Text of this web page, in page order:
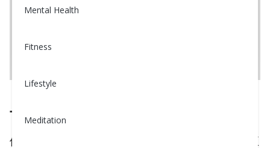
Mental Health
Fitness
Lifestyle
Meditation
首先，甲状腺究竟是做什么的？
位于颈部的甲状腺在调节体内许多新陈代谢过程中至